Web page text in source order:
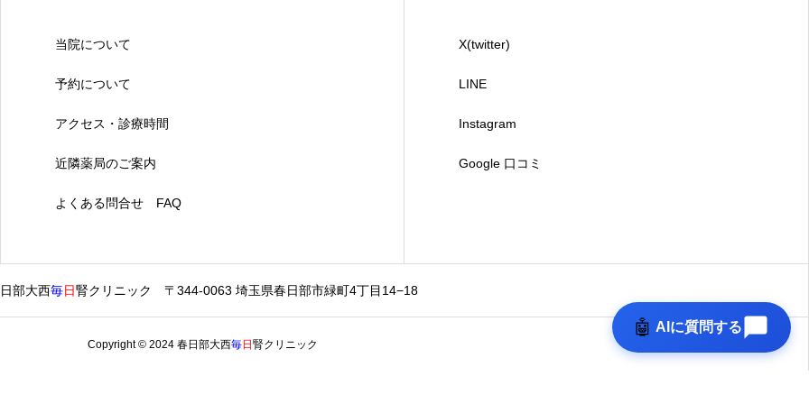
当院について
予約について
アクセス・診療時間
近隣薬局のご案内
よくある問合せ FAQ
X(twitter)
LINE
Instagram
Google 口コミ
部大西毎日腎クリニック 〒344-0063 埼玉県春日部市緑町4丁目14−18
Copyright © 2024 春日部大西毎日 腎クリニック
🤖 AIに質問する